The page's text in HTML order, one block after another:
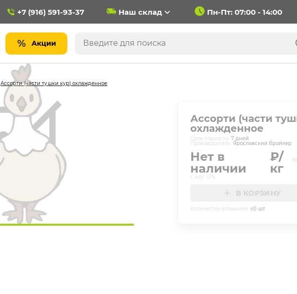
+7 (916) 591-93-37 Наш склад Пн-Пт: 07:00 - 14:00
Акции
Ассорти (части тушки кур) охлажденное
Ассорти (части
охлажденное
Cрок годности: 7дней
Производитель: Ярославский бройлер
Нет в
наличии
₽/
кг
с ндс 10%
В КОРЗИНУ
Количество вложений: ±0 шт